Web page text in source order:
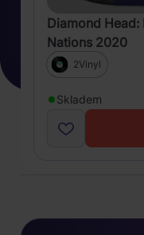
Diamond
Nations 2020
2Vinyl
Skladem